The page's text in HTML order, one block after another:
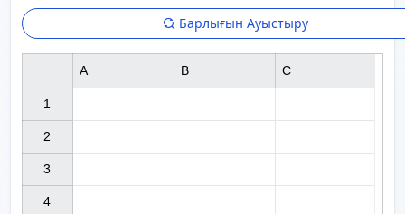
Барлығын Ауыстыру
1
2
3
4
A B C